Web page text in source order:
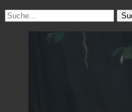
Suchen
Suchen
nach: